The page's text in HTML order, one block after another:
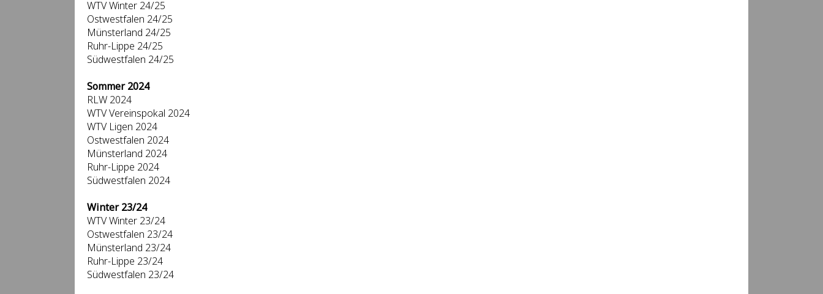
WTV Winter 24/25
Ostwestfalen 24/25
Münsterland 24/25
Ruhr-Lippe 24/25
Südwestfalen 24/25
Sommer 2024
RLW 2024
WTV Vereinspokal 2024
WTV Ligen 2024
Ostwestfalen 2024
Münsterland 2024
Ruhr-Lippe 2024
Südwestfalen 2024
Winter 23/24
WTV Winter 23/24
Ostwestfalen 23/24
Münsterland 23/24
Ruhr-Lippe 23/24
Südwestfalen 23/24